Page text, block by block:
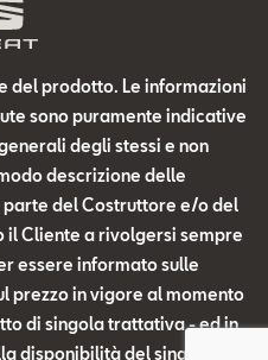
del prodotto. Le informazioni
sono puramente indicative
degli stessi e non
descrizione delle
del Costruttore e/o del
il Cliente a rivolgersi sempre
essere informato sulle
prezzo in vigore al momento
di singola trattativa - ed in
disponibilità del singolo